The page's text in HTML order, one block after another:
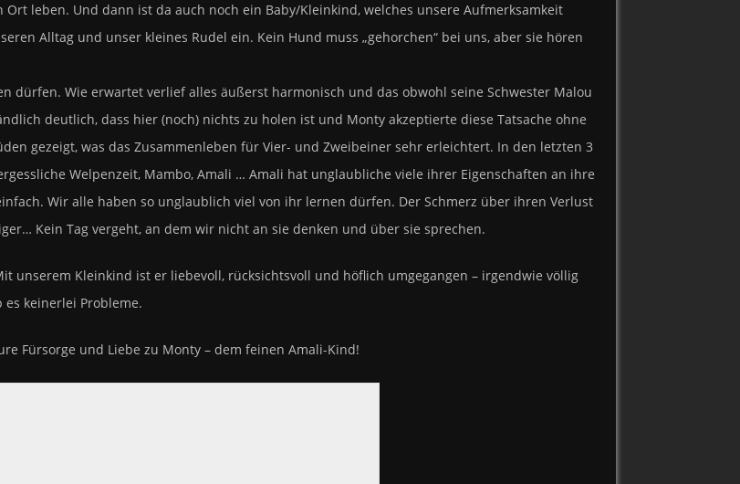
leben. Und dann ist da auch noch ein Baby/Kleinkind, welches unsere Aufmerksamkeit
Alltag und unser kleines Rudel ein. Kein Hund muss „gehorchen“ bei uns, aber sie hören
dürfen. Wie erwartet verlief alles äußerst harmonisch und das obwohl seine Schwester Malou
deutlich, dass hier (noch) nichts zu holen ist und Monty akzeptierte diese Tatsache ohne
gezeigt, was das Zusammenleben für Vier- und Zweibeiner sehr erleichtert. In den letzten 3
Welpenzeit, Mambo, Amali … Amali hat unglaubliche viele ihrer Eigenschaften an ihre
Wir alle haben so unglaublich viel von ihr lernen dürfen. Der Schmerz über ihren Verlust
Kein Tag vergeht, an dem wir nicht an sie denken und über sie sprechen.
unserem Kleinkind ist er liebevoll, rücksichtsvoll und höflich umgegangen – irgendwie völlig
keinerlei Probleme.
Fürsorge und Liebe zu Monty – dem feinen Amali-Kind!